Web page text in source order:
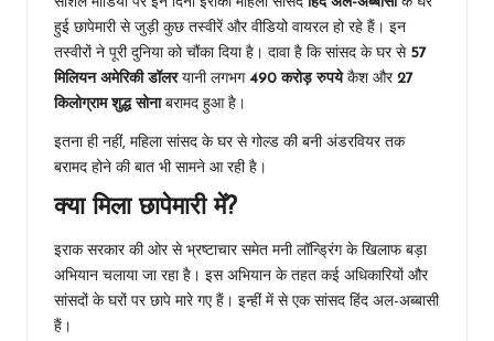
हुई छापेमारी से जुड़ी कुछ तस्वीरें और वीडियो वायरल हो रहे हैं। इन
तस्वीरों ने पूरी दुनिया को चौंका दिया है। दावा है कि सांसद के घर से 57
मिलियन अमेरिकी डॉलरयानी लगभग 490 करोड़ रुपयेकैश और 27
किलोग्राम शुद्ध सोनाबरामद हुआ है।
इतना ही नहीं, महिला सांसद के घर से गोल्ड की बनी अंडरवियर तक
बरामद होने की बात भी सामने आ रही है।
क्या मिला छापेमारी में?
इराक सरकार की ओर से भ्रष्टाचार समेत मनी लॉन्ड्रिंग के खिलाफ बड़ा
अभियान चलाया जा रहा है। इस अभियान के तहत कई अधिकारियों और
सांसदों के घरों पर छापे मारे गए हैं। इन्हीं में से एक सांसद हिंद अल-अब्बासी
हैं।